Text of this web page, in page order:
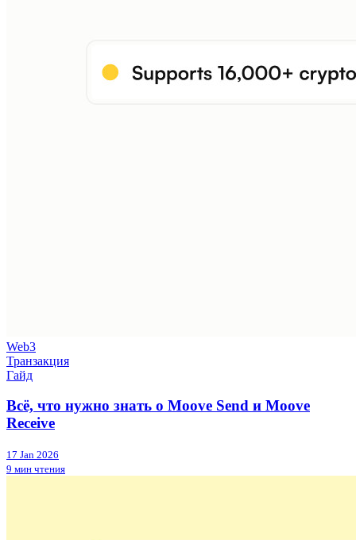
Web3
Транзакция
Гайд
Всё, что нужно знать о Moove Send и Moove
Receive
17 Jan 2026
9 мин чтения